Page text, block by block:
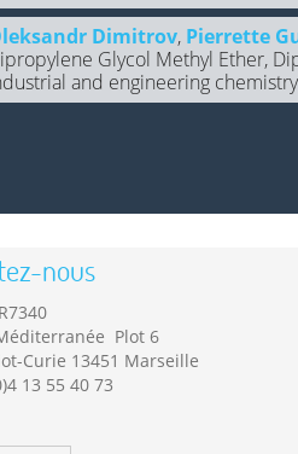
Dimitrov, Pierrette
Glycol Methyl Ether,
and engineering
nous
Plot 6
Curie 13451 Marseille
13 55 40 73